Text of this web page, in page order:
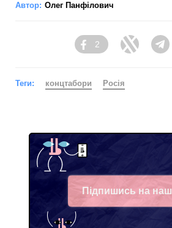
Автор: Олег Панфілович
Facebook
2
Twitter
Теги: концтабори Росія
Підпишись на наш
Facebook